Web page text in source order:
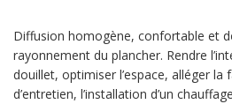
Diffusion homogène, confortable et
rayonnement du plancher. Rendre
douillet, optimiser l’espace, alléger la
d’entretien, l’installation d’un